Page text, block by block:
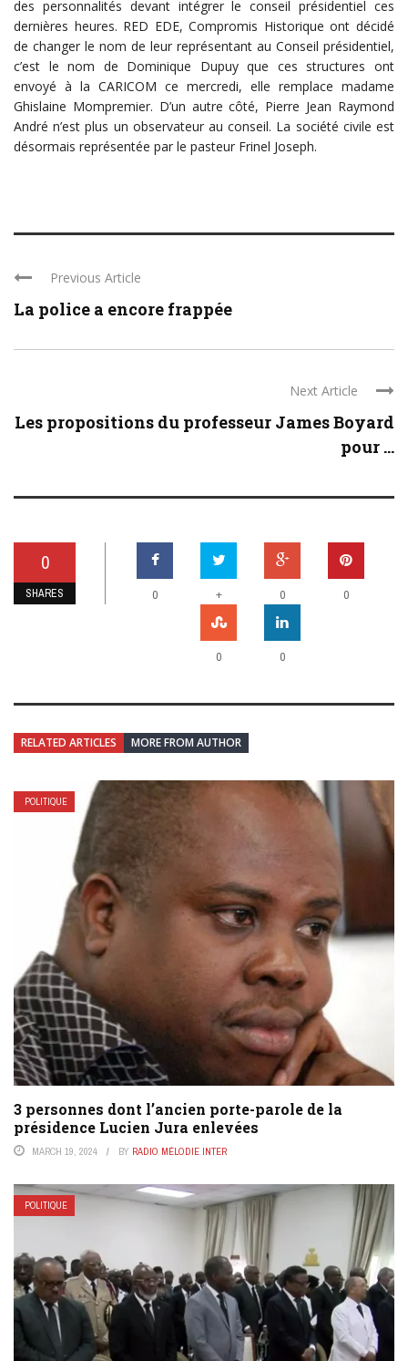
des personnalités devant intégrer le conseil présidentiel ces
dernières heures. RED EDE, Compromis Historique ont décidé
de changer le nom de leur représentant au Conseil présidentiel,
c’est le nom de Dominique Dupuy que ces structures ont
envoyé à la CARICOM ce mercredi, elle remplace madame
Ghislaine Mompremier. D’un autre côté, Pierre Jean Raymond
André n’est plus un observateur au conseil. La société civile est
désormais représentée par le pasteur Frinel Joseph.
Previous Article
La police a encore frappée
Next Article
Les propositions du professeur James Boyard
pour ...
0
SHARES 0 + 0 0
0 0
RELATED ARTICLES MORE FROM AUTHOR
POLITIQUE
3 personnes dont l’ancien porte-parole de la
présidence Lucien Jura enlevées
MARCH 19, 2024 BY RADIO MÉLODIE INTER
POLITIQUE